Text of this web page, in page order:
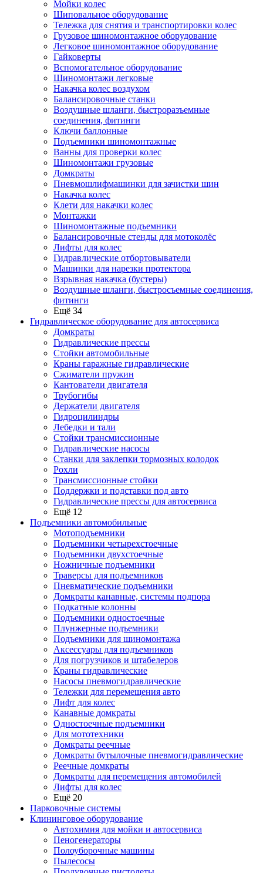
Мойки колес
Шиповальное оборудование
Тележка для снятия и транспортировки колес
Грузовое шиномонтажное оборудование
Легковое шиномонтажное оборудование
Гайковерты
Вспомогательное оборудование
Шиномонтажи легковые
Накачка колес воздухом
Балансировочные станки
Воздушные шланги, быстроразъемные
соединения, фитинги
Ключи баллонные
Подъемники шиномонтажные
Ванны для проверки колес
Шиномонтажи грузовые
Домкраты
Пневмошлифмашинки для зачистки шин
Накачка колес
Клети для накачки колес
Монтажки
Шиномонтажные подъемники
Балансировочные стенды для мотоколёс
Лифты для колес
Гидравлические отбортовыватели
Машинки для нарезки протектора
Взрывная накачка (бустеры)
Воздушные шланги, быстросъемные соединения,
фитинги
Ещё 34
Гидравлическое оборудование для автосервиса
Домкраты
Гидравлические прессы
Стойки автомобильные
Краны гаражные гидравлические
Сжиматели пружин
Кантователи двигателя
Трубогибы
Держатели двигателя
Гидроцилиндры
Лебедки и тали
Стойки трансмиссионные
Гидравлические насосы
Cтанки для заклепки тормозных колодок
Рохли
Трансмиссионные стойки
Поддержки и подставки под авто
Гидравлические прессы для автосервиса
Ещё 12
Подъемники автомобильные
Мотоподъемники
Подъемники четырехстоечные
Подъемники двухстоечные
Ножничные подъемники
Траверсы для подъемников
Пневматические подъемники
Домкраты канавные, системы подпора
Подкатные колонны
Подъемники одностоечные
Плунжерные подъемники
Подъемники для шиномонтажа
Аксессуары для подъемников
Для погрузчиков и штабелеров
Краны гидравлические
Насосы пневмогидравлические
Тележки для перемещения авто
Лифт для колес
Канавные домкраты
Одностоечные подъемники
Для мототехники
Домкраты реечные
Домкраты бутылочные пневмогидравлические
Реечные домкраты
Домкраты для перемещения автомобилей
Лифты для колес
Ещё 20
Парковочные системы
Клининговое оборудование
Автохимия для мойки и автосервиса
Пеногенераторы
Полоуборочные машины
Пылесосы